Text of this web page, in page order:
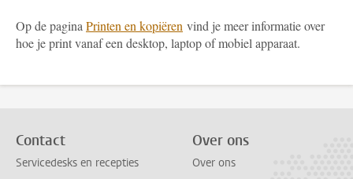
Op de pagina Printen en kopiëren vind je meer informatie over
hoe je print vanaf een desktop, laptop of mobiel apparaat.
Contact
Servicedesks en recepties
Over ons
Over ons